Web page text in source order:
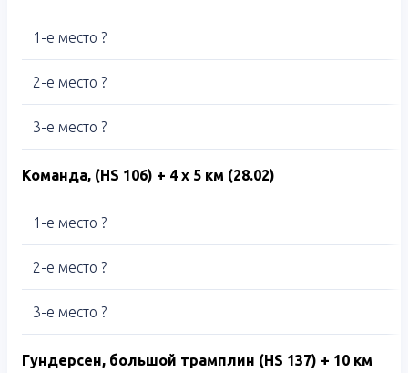
1-е место ?
2-е место ?
3-е место ?
Команда, (HS 106) + 4 х 5 км (28.02)
1-е место ?
2-е место ?
3-е место ?
Гундерсен, большой трамплин (HS 137) + 10 км